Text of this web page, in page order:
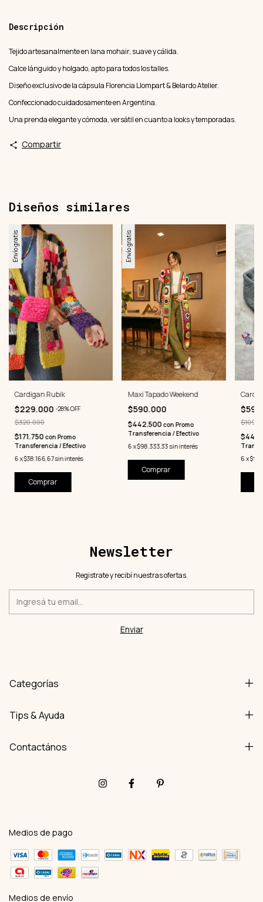
Descripción
Tejido artesanalmente en lana mohair, suave y cálida.
Calce lánguido y holgado, apto para todos los talles.
Diseño exclusivo de la cápsula Florencia Llompart & Belardo Atelier.
Confeccionado cuidadosamente en Argentina.
Una prenda elegante y cómoda, versátil en cuanto a looks y temporadas.
Compartir
Diseños similares
Envío gratis
Cardigan Rubik
$229.000-28%OFF
$320.000
$171.750 con Promo
Transferencia / Efectivo
6 x$38.166,67sin interés
Comprar
Envío gratis
Maxi Tapado Weekend
$590.000
$442.500 con Promo
Transferencia / Efectivo
6x$98.333,33sin interés
Comprar
6 x
Newsletter
Registrate y recibí nuestras ofertas.
Categorías
Tips & Ayuda
Contactános
Medios de pago
Medios de envío